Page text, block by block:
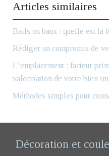
Articles similaires
Bails ou baux : quelle est la
Rédiger un compromis de
L’emplacement : facteur
valorisation de votre bien
Méthodes simples pour
Décoration et